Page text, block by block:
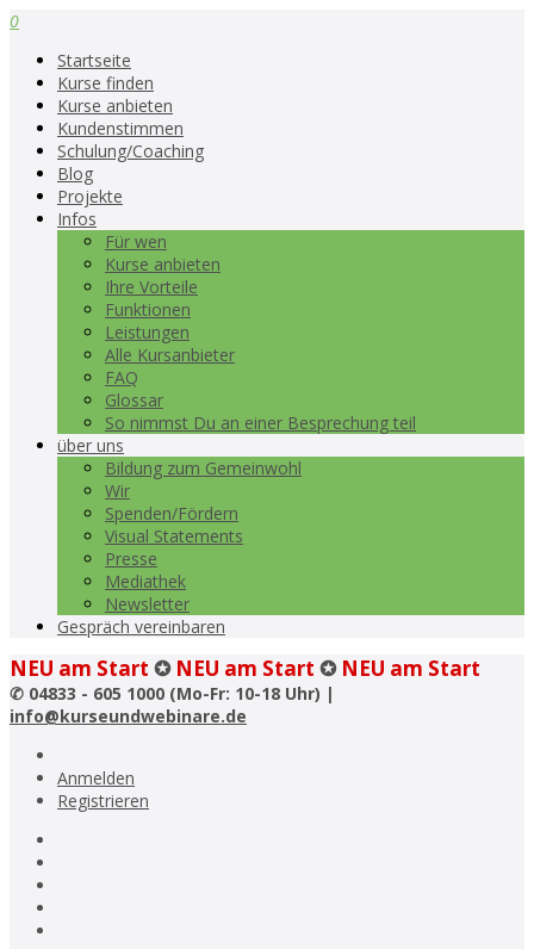
0
Startseite
Kurse finden
Kurse anbieten
Kundenstimmen
Schulung/Coaching
Blog
Projekte
Infos
Für wen
Kurse anbieten
Ihre Vorteile
Funktionen
Leistungen
Alle Kursanbieter
FAQ
Glossar
So nimmst Du an einer Besprechung teil
über uns
Bildung zum Gemeinwohl
Wir
Spenden/Fördern
Visual Statements
Presse
Mediathek
Newsletter
Gespräch vereinbaren
NEU am Start ✪ NEU am Start ✪ NEU am Start
✆ 04833 - 605 1000 (Mo-Fr: 10-18 Uhr) |
info@kurseundwebinare.de
Anmelden
Registrieren